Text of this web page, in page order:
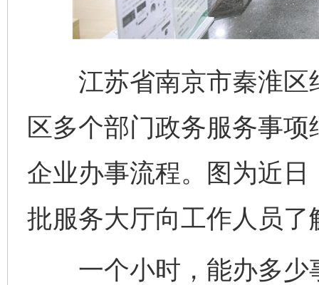
江苏省南京市秦淮区
区多个部门政务服务事项
企业办事流程。图为近
批服务大厅向工作人员
一个小时，能办多少